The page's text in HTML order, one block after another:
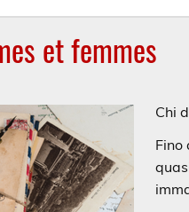
et femmes
Chi
Fino